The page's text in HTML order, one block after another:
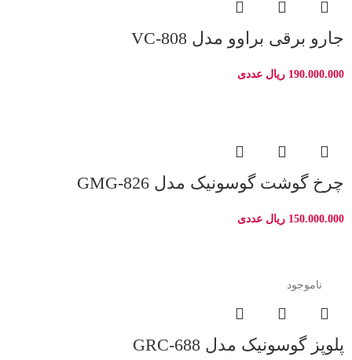
جارو برقی براوو مدل VC-808
190.000.000 ریال عددی
چرخ گوشت گوسونیک مدل GMG-826
150.000.000 ریال عددی
ناموجود
پلوپز گوسونیک مدل GRC-688